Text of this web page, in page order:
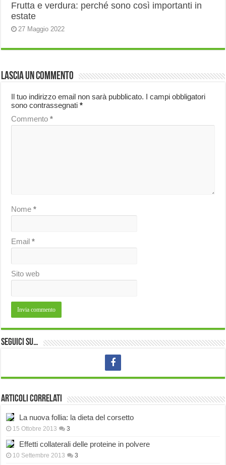
Frutta e verdura: perché sono così importanti in
estate
27 Maggio 2022
Lascia un commento
Il tuo indirizzo email non sarà pubblicato. I campi obbligatori
sono contrassegnati*
Commento*
Nome*
Email*
Sito web
Seguici su…
Articoli correlati
La nuova follia: la dieta del corsetto
15 Ottobre 2013 3
Effetti collaterali delle proteine in polvere
10 Settembre 2013 3